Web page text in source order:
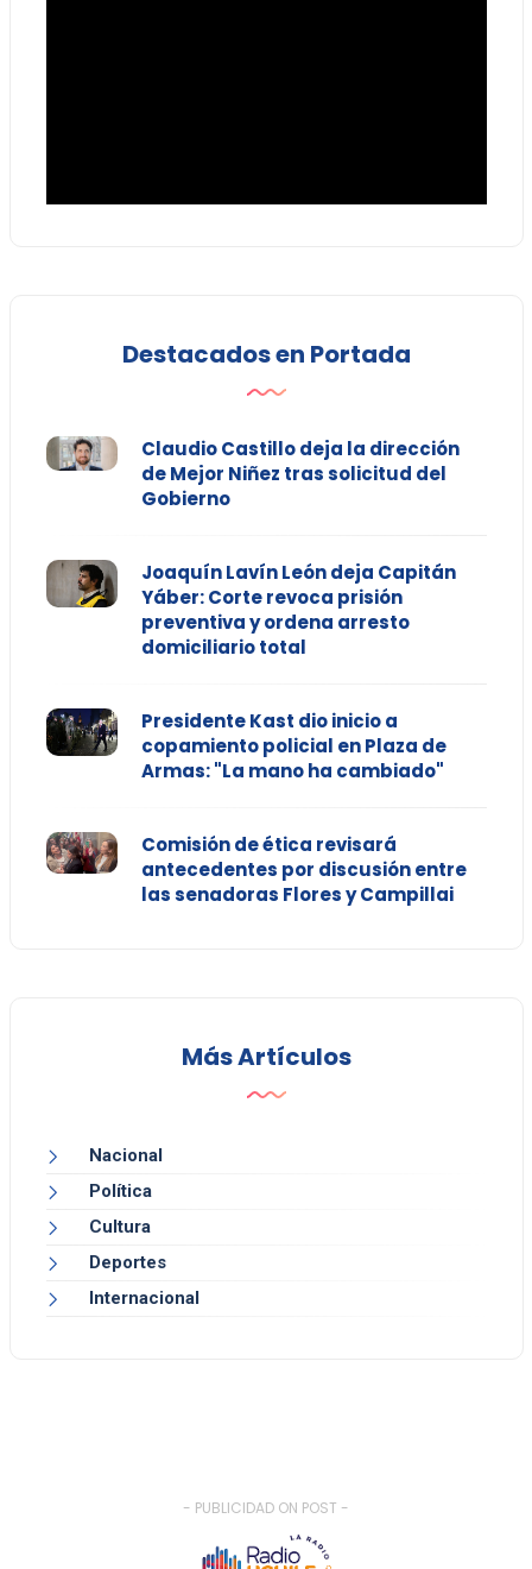
Destacados en Portada
Claudio Castillo deja la dirección
de Mejor Niñez tras solicitud del
Gobierno
Joaquín Lavín León deja Capitán
Yáber: Corte revoca prisión
preventiva y ordena arresto
domiciliario total
Presidente Kast dio inicio a
copamiento policial en Plaza de
Armas: "La mano ha cambiado"
Comisión de ética revisará
antecedentes por discusión entre
las senadoras Flores y Campillai
Más Artículos
Nacional
Política
Cultura
Deportes
Internacional
- PUBLICIDAD ON POST -